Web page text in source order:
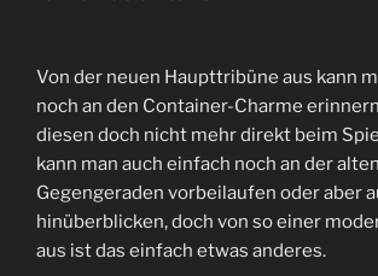
Von der neuen Haupttribüne aus kann
noch an den Container-Charme
diesen doch nicht mehr direkt beim
kann man auch einfach noch an der alten
Gegengeraden vorbeilaufen oder aber
hinüberblicken, doch von so einer
aus ist das einfach etwas anderes.